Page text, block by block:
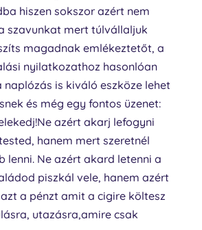
hiszen sokszor azért nem
szavunkat mert túlvállaljuk
magadnak emlékeztetőt, a
nyilatkozathoz hasonlóan
is kiváló eszköze lehet
és még egy fontos üzenet:
azért akarj lefogyni
hanem mert szeretnél
lenni. Ne azért akard letenni a
piszkál vele, hanem azért
a pénzt amit a cigire költesz
utazásra,amire csak